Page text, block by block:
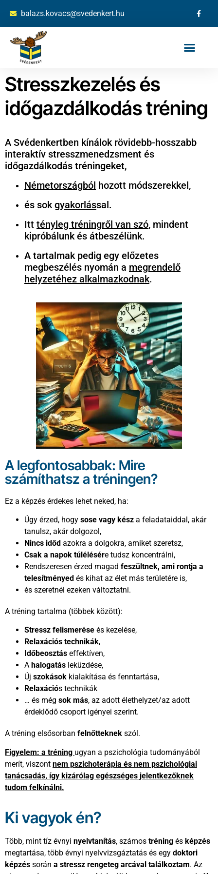
balazs.kovacs@svedenkert.hu
Stresszkezelés és
időgazdálkodás tréning
A Svédenkertben kínálok rövidebb-hosszabb
interaktív stresszmenedzsment és
időgazdálkodás tréningeket,
Németországból hozott módszerekkel,
és sok gyakorlással.
Itt tényleg tréningről van szó, mindent
kipróbálunk és átbeszélünk.
A tartalmak pedig egy előzetes
megbeszélés nyomán a megrendelő
helyzetéhez alkalmazkodnak.
A legfontosabbak: Mire
számíthatsz a tréningen?
Ez a képzés érdekes lehet neked, ha:
Úgy érzed, hogy sose vagy kész a feladataiddal, akár
tanulsz, akár dolgozol,
Nincs időd azokra a dolgokra, amiket szeretsz,
Csak a napok túlélésére tudsz koncentrálni,
Rendszeresen érzed magad feszültnek, ami rontja a
telesítményed és kihat az élet más területére is,
és szeretnél ezeken változtatni.
A tréning tartalma (többek között):
Stressz felismerése és kezelése,
Relaxációs technikák,
Időbeosztás effektíven,
A halogatás leküzdése,
Új szokások kialakítása és fenntartása,
Relaxációs technikák
… és még sok más, az adott élethelyzet/az adott
érdeklődő csoport igényei szerint.
A tréning elsősorban felnőtteknek szól.
Figyelem: a tréning ugyan a pszichológia tudományából
merít, viszont nem pszichoterápia és nem pszichológiai
tanácsadás, így kizárólag egészséges jelentkezőknek
tudom felkínálni.
Ki vagyok én?
Több, mint tíz évnyi nyelvtanítás, számos tréning és képzés
megtartása, több évnyi nyelvvizsgáztatás és egy doktori
képzés során a stressz rengeteg arcával találkoztam. Az